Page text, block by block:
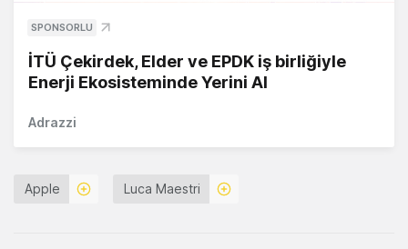
SPONSORLU
İTÜ Çekirdek, Elder ve EPDK iş birliğiyle
Enerji Ekosisteminde Yerini Al
Adrazzi
Apple Luca Maestri